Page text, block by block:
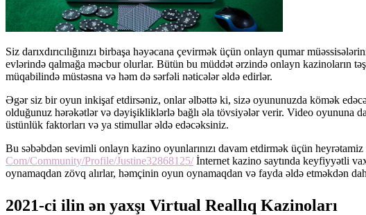
Siz darıxdırıcılığınızı birbaşa həyəcana çevirmək üçün onlayn qumar
evlərində qalmağa məcbur olurlar. Bütün bu müddət ərzində onlayn kazinoların
müqabilində müstəsna və həm də sərfəli nəticələr əldə edirlər.
Əgər siz bir oyun inkişaf etdirsəniz, onlar əlbəttə ki, sizə oyununuzda kömək
olduğunuz hərəkətlər və dəyişikliklərlə bağlı əla tövsiyələr verir. Video oyununa
üstünlük faktorları və ya stimullar əldə edəcəksiniz.
Bu səbəbdən sevimli onlayn kazino oyunlarınızı davam etdirmək üçün
Com/Community/Profile/Justine32868125/İnternet kazino saytında keyfiyyətli
oynamaqdan zövq alırlar, həmçinin oyun oynamaqdan və fayda əldə etməkdən
2021-ci ilin ən yaxşı Virtual Reallıq Kazinoları